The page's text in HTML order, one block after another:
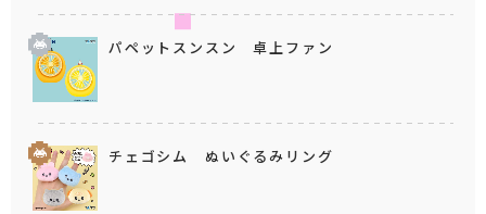
パペットスンスン 卓上ファン
チェゴシム ぬいぐるみリング